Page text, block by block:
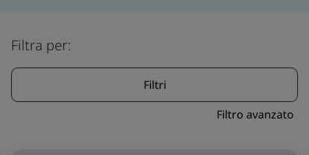
Filtra per:
Filtri
Filtro avanzato